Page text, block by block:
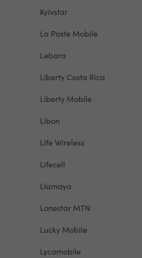
Kyivstar
La Poste Mobile
Lebara
Liberty Costa Rica
Liberty Mobile
Libon
Life Wireless
Lifecell
Llamaya
Lonestar MTN
Lucky Mobile
Lycamobile